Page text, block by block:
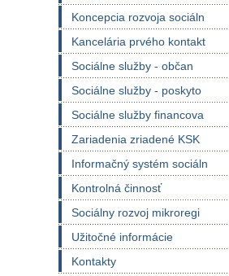
Koncepcia rozvoja sociáln
Kancelária prvého kontakt
Sociálne služby - občan
Sociálne služby - poskyto
Sociálne služby financova
Zariadenia zriadené KSK
Informačný systém sociáln
Kontrolná činnosť
Sociálny rozvoj mikroregi
Užitočné informácie
Kontakty